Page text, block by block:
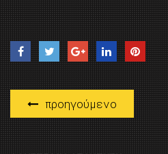
προηγούμενο